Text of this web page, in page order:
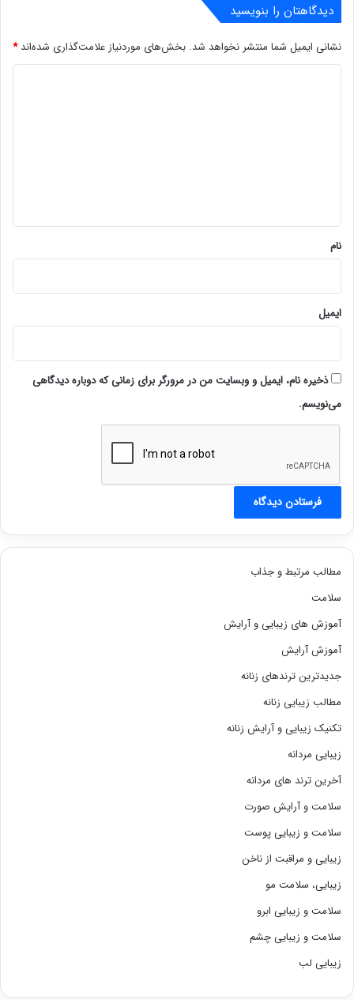
دیدگاهتان را بنویسید
نشانی ایمیل شما منتشر نخواهد شد. بخش‌های موردنیاز علامت‌گذاری شده‌اند*
نام
ایمیل
ذخیره نام، ایمیل و وبسایت من در مرورگر برای زمانی که دوباره دیدگاهی
می‌نویسم.
مطالب مرتبط و جذاب
سلامت
آموزش های زیبایی و آرایش
آموزش آرایش
جدیدترین ترندهای زنانه
مطالب زیبایی زنانه
تکنیک زیبایی و آرایش زنانه
زیبایی مردانه
آخرین ترند های مردانه
سلامت و آرایش صورت
سلامت و زیبایی پوست
زیبایی و مراقبت از ناخن
زیبایی، سلامت مو
سلامت و زیبایی ابرو
سلامت و زیبایی چشم
زیبایی لب